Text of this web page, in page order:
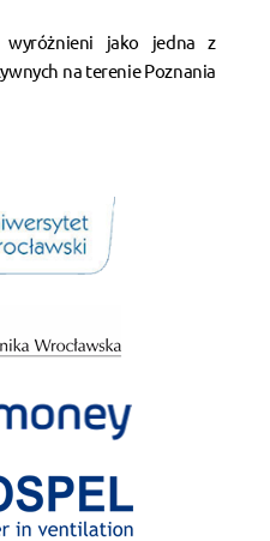
jako jedna z
na terenie Poznania